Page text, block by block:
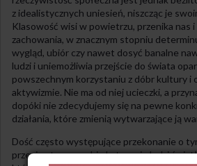
z idealistycznych uniesień, niszcząc je
Klasowość wisi w powietrzu, przenika nas
zachowania, w znacznym stopniu
wygląd, ubiór czy nawet dosyć banalne
ludzi i uniemożliwia przejście do świata
powszechnym korzystaniu z dóbr kultury i
aktywizmie. Nie ma od niej ucieczki, a
dopóki nie zdecydujemy się na pewne
działania, które zmienią wytwarzające ją
Dość często występujące przekonanie o
przeciwstawne sobie kategorie ludzi